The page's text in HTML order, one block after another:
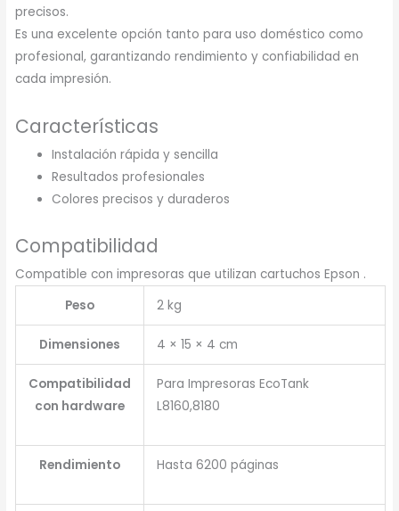
precisos.
Es una excelente opción tanto para uso doméstico como
profesional, garantizando rendimiento y confiabilidad en
cada impresión.
Características
Instalación rápida y sencilla
Resultados profesionales
Colores precisos y duraderos
Compatibilidad
Compatible con impresoras que utilizan cartuchos Epson .
Peso
2 kg
Dimensiones 4 × 15 × 4 cm
Compatibilidad
con hardware
Para Impresoras EcoTank
L8160,8180
Rendimiento Hasta 6200 páginas